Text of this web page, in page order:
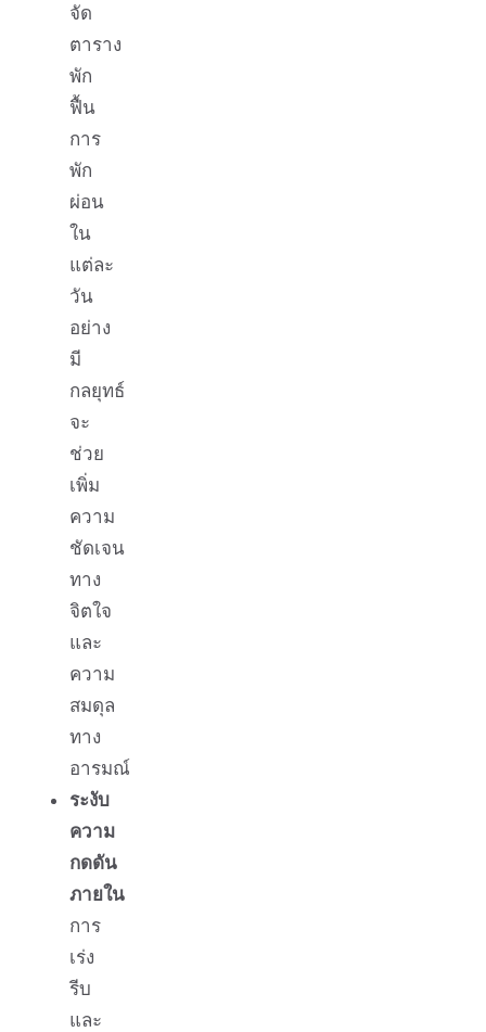
จัด
ตาราง
พัก
ฟื้น
การ
พัก
ผ่อน
ใน
แต่ละ
วัน
อย่าง
มี
กลยุทธ์
จะ
ช่วย
เพิ่ม
ความ
ชัดเจน
ทาง
จิตใจ
และ
ความ
สมดุล
ทาง
อารมณ์
ระงับ
ความ
กดดัน
ภายใน
การ
เร่ง
รีบ
และ